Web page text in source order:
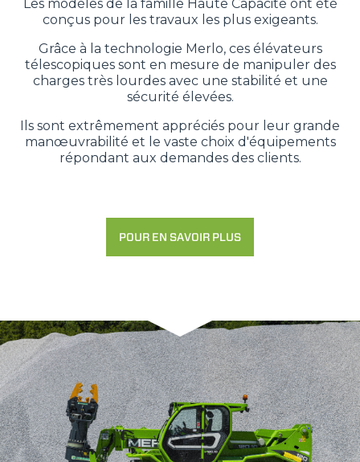
Questo sito web utilizza i cookie
“Questo sito web utilizza i cookie Il sito utilizza cookies al
fine di fornire annunci pubblicitari e contenuti
personalizzati. Cliccando sul tasto "RIFIUTA" o sulla "X"
il banner verrà chiuso e non verranno inviati cookies al di
Les modèles de la famille Haute Capacité ont été
conçus pour les travaux les plus exigeants.
Grâce à la technologie Merlo, ces élévateurs
télescopiques sont en mesure de manipuler des
charges très lourdes avec une stabilité et une
sécurité élevées.
Ils sont extrêmement appréciés pour leur grande
manœuvrabilité et le vaste choix d'équipements
répondant aux demandes des clients.
POUR EN SAVOIR PLUS